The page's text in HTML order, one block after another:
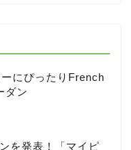
にぴったりFrench
ダン
を発表！「マイピ